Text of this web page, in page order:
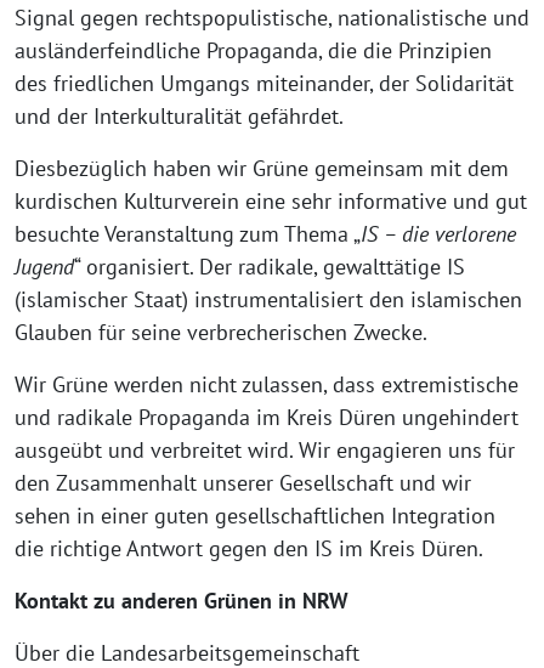
Signal gegen rechtspopulistische, nationalistische und
ausländerfeindliche Propaganda, die die Prinzipien
des friedlichen Umgangs miteinander, der Solidarität
und der Interkulturalität gefährdet.
Diesbezüglich haben wir Grüne gemeinsam mit dem
kurdischen Kulturverein eine sehr informative und gut
besuchte Veranstaltung zum Thema „IS – die verlorene
Jugend“ organisiert. Der radikale, gewalttätige IS
(islamischer Staat) instrumentalisiert den islamischen
Glauben für seine verbrecherischen Zwecke.
Wir Grüne werden nicht zulassen, dass extremistische
und radikale Propaganda im Kreis Düren ungehindert
ausgeübt und verbreitet wird. Wir engagieren uns für
den Zusammenhalt unserer Gesellschaft und wir
sehen in einer guten gesellschaftlichen Integration
die richtige Antwort gegen den IS im Kreis Düren.
Kontakt zu anderen Grünen in NRW
Über die Landesarbeitsgemeinschaft